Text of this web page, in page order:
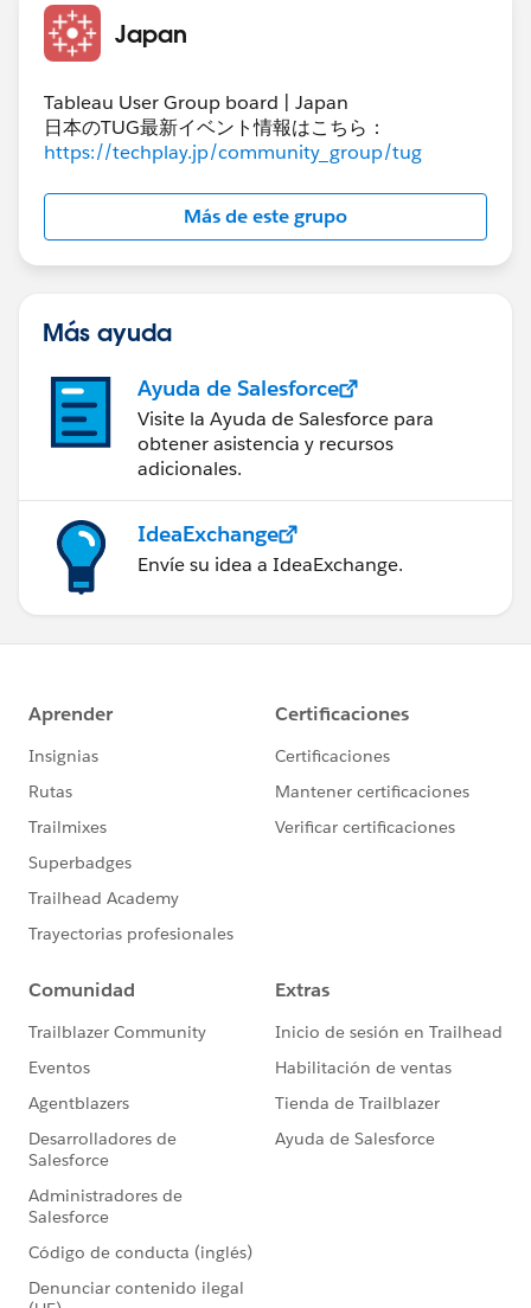
Japan
Tableau User Group board | Japan
日本のTUG最新イベント情報はこちら：
https://techplay.jp/community_group/tug
Más de este grupo
Más ayuda
Ayuda de Salesforce
Visite la Ayuda de Salesforce para
obtener asistencia y recursos
adicionales.
IdeaExchange
Envíe su idea a IdeaExchange.